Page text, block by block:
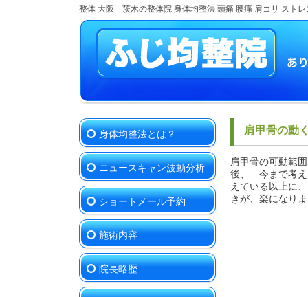
整体 大阪 茨木の整体院 身体均整法 頭痛 腰痛 肩コリ ストレ
身体均整法とは？
ニュースキャン波動分析
ショートメール予約
施術内容
院長略歴
肩甲骨の
肩甲骨の可動範
後、 今まで考え
えている以上に
きが、楽になり